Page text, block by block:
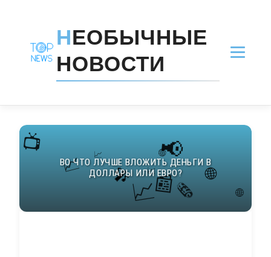
НЕОБЫЧНЫЕ
НОВОСТИ